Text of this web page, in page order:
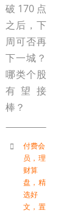
破170点
之后，下
周可否再
下一城？
哪类个股
有望接
棒？
付费会
员 ， 理
财算
盘 ， 精
选好
文 ， 置